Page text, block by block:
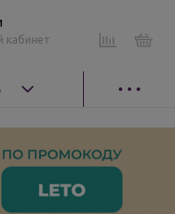
кабинет